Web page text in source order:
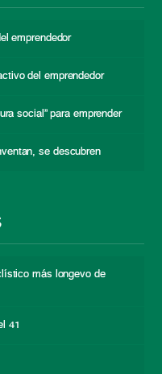
emprendedor
del emprendedor
social” para emprender
se descubren
más longevo de
41